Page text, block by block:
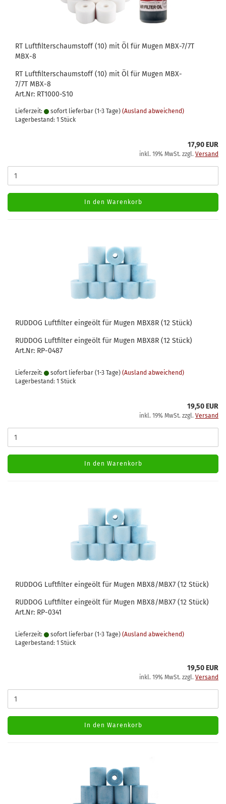
RT Luftfilterschaumstoff (10) mit Öl für Mugen MBX-7/7T
MBX-8
RT Luftfilterschaumstoff (10) mit Öl für Mugen MBX-
7/7T MBX-8
Art.Nr: RT1000-S10
Lieferzeit: sofort lieferbar (1-3 Tage) (Ausland abweichend)
Lagerbestand: 1 Stück
17,90 EUR
inkl. 19% MwSt. zzgl. Versand
In den Warenkorb
RUDDOG Luftfilter eingeölt für Mugen MBX8R (12 Stück)
RUDDOG Luftfilter eingeölt für Mugen MBX8R (12 Stück)
Art.Nr: RP-0487
Lieferzeit: sofort lieferbar (1-3 Tage) (Ausland abweichend)
Lagerbestand: 1 Stück
19,50 EUR
inkl. 19% MwSt. zzgl. Versand
In den Warenkorb
RUDDOG Luftfilter eingeölt für Mugen MBX8/MBX7 (12 Stück)
RUDDOG Luftfilter eingeölt für Mugen MBX8/MBX7 (12 Stück)
Art.Nr: RP-0341
Lieferzeit: sofort lieferbar (1-3 Tage) (Ausland abweichend)
Lagerbestand: 1 Stück
19,50 EUR
inkl. 19% MwSt. zzgl. Versand
In den Warenkorb